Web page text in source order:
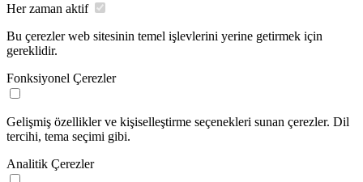
Her zaman aktif
Bu çerezler web sitesinin temel işlevlerini yerine getirmek için
gereklidir.
Fonksiyonel Çerezler
Gelişmiş özellikler ve kişiselleştirme seçenekleri sunan çerezler. Dil
tercihi, tema seçimi gibi.
Analitik Çerezler